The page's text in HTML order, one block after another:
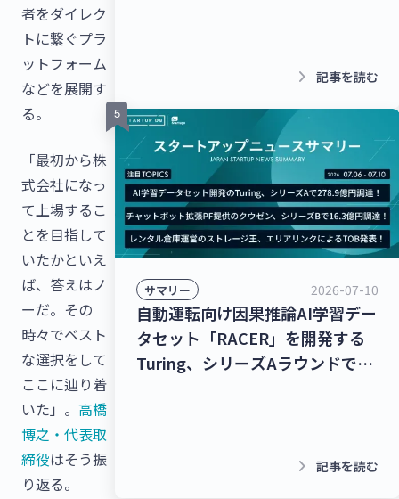
者をダイレク
トに繋ぐプラ
ットフォーム
などを展開す
る。
「最初から株
式会社になっ
て上場するこ
とを目指して
いたかといえ
ば、答えはノ
ーだ。その
時々でベスト
な選択をして
ここに辿り着
いた」。 高橋
博之・代表取
締役はそう振
り返る。
Solutions、シードラウンドで4億
トアップニュース】
keyboard_arrow_right 記事を読む
サマリー 2026-07-10
自動運転向け因果推論AI学習デー
タセット「RACER」を開発する
Turing、シリーズAラウンドで
ズBラウンドで16億3,000万円を
keyboard_arrow_right 記事を読む